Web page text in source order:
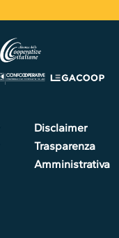
Disclaimer
Trasparenza
Amministrativa